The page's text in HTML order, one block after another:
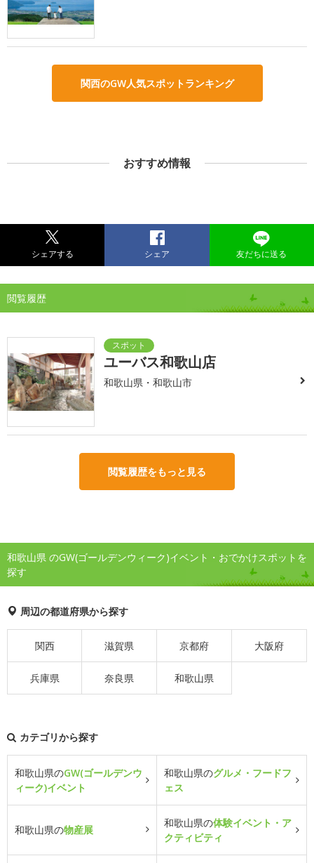
関西のGW人気スポットランキング
おすすめ情報
シェアする シェア 友だちに送る
閲覧履歴
ユーバス和歌山店
和歌山県・和歌山市
閲覧履歴をもっと見る
和歌山県 のGW(ゴールデンウィーク)イベント・おでかけスポットを
探す
周辺の都道府県から探す
関西 滋賀県 京都府 大阪府
兵庫県 奈良県 和歌山県
カテゴリから探す
和歌山県のGW(ゴールデンウ
ィーク)イベント
和歌山県のグルメ・フードフ
ェス
和歌山県の物産展
和歌山県の体験イベント・ア
クティビティ